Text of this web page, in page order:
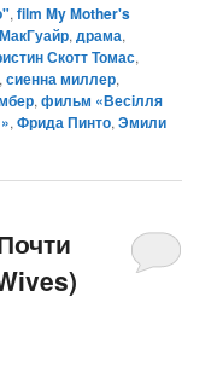
,film My Mother's
,драма,
Скотт Томас,
,сиенна миллер,
,фильм «Весілля
,Фрида Пинто,Эмили